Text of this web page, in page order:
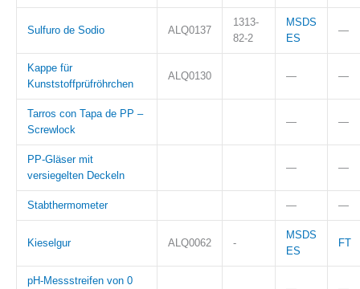
Sulfuro de Sodio ALQ0137
1313-
82-2
MSDS
ES
—
Kappe für
Kunststoffprüfröhrchen
ALQ0130 — —
Tarros con Tapa de PP –
Screwlock
— —
PP-Gläser mit
versiegelten Deckeln
— —
Stabthermometer — —
Kieselgur ALQ0062 -
MSDS
ES
FT
pH-Messstreifen von 0